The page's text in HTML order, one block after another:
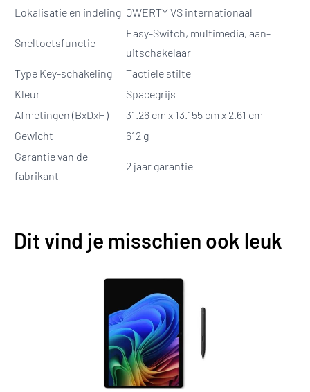
Lokalisatie en indeling QWERTY VS internationaal
Sneltoetsfunctie
Easy-Switch, multimedia, aan-
uitschakelaar
Type Key-schakeling
Tactiele stilte
Kleur
Spacegrijs
Afmetingen (BxDxH)
31.26 cm x 13.155 cm x 2.61 cm
Gewicht
612 g
Garantie van de
fabrikant
2 jaar garantie
Dit vind je misschien ook leuk